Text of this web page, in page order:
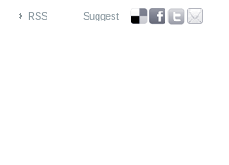
RSS Suggest